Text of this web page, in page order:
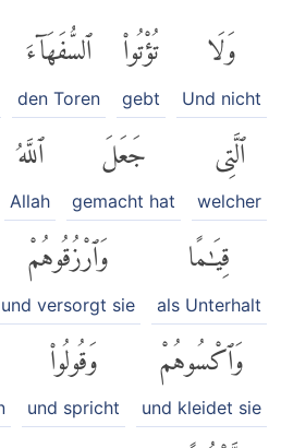
وَلَا
Und nicht
تُؤْتُوا۟
gebt
ٱلسُّفَهَآءَ
den Toren
ٱلَّتِى
welcher
جَعَلَ
gemacht hat
ٱللَّهُ
Allah
قِيَٰمًا
als Unterhalt
وَٱرْزُقُوهُمْ
und versorgt sie
وَٱكْسُوهُمْ
und kleidet sie
وَقُولُوا۟
und spricht